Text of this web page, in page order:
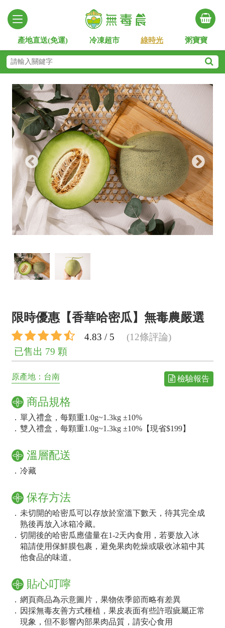
產地直送(免運) 冷凍超市 綠時光 粥寶寶
限時優惠【香華哈密瓜】無毒農嚴選
4.83 / 5
(12條評論)
已售出 79 顆
原產地：台南 檢驗報告
商品規格
． 單入禮盒，每顆重1.0g~1.3kg ±10%
． 雙入禮盒，每顆重1.0g~1.3kg ±10%【現省$199】
溫層配送
． 冷藏
保存方法
． 未切開的哈密瓜可以存放於室溫下數天，待其完全成
熟後再放入冰箱冷藏。
． 切開後的哈密瓜應儘量在1-2天內食用，若要放入冰
箱請使用保鮮膜包裹，避免果肉乾燥或吸收冰箱中其
他食品的味道。
貼心叮嚀
． 網頁商品為示意圖片，果物依季節而略有差異
． 因採無毒友善方式種植，果皮表面有些許瑕疵屬正常
現象，但不影響內部果肉品質，請安心食用